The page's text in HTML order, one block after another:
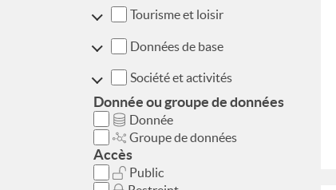
Tourisme et loisir
Données de base
Société et activités
Donnée ou groupe de données
Donnée
Groupe de données
Accès
Public